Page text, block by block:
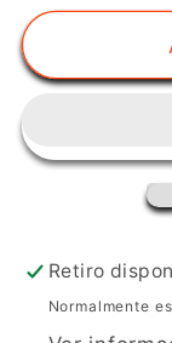
para
-
Sports
-
Retiro
Normalmente